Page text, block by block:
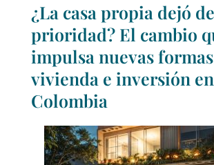
¿La casa propia dejó
prioridad? El cambio
impulsa nuevas
vivienda e inversión en
Colombia